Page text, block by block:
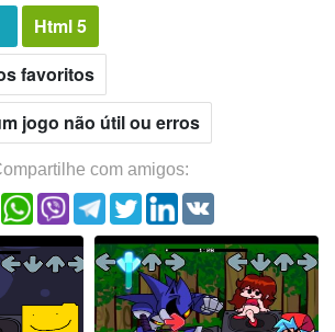
Html 5
favoritos
jogo não útil ou erros
com amigos: